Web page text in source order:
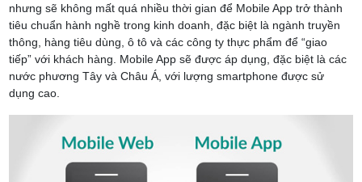
nhưng sẽ không mất quá nhiều thời gian để Mobile App trở thành
tiêu chuẩn hành nghề trong kinh doanh, đặc biệt là ngành truyền
thông, hàng tiêu dùng, ô tô và các công ty thực phẩm để “giao
tiếp” với khách hàng. Mobile App sẽ được áp dụng, đặc biệt là các
nước phương Tây và Châu Á, với lượng smartphone được sử
dụng cao.